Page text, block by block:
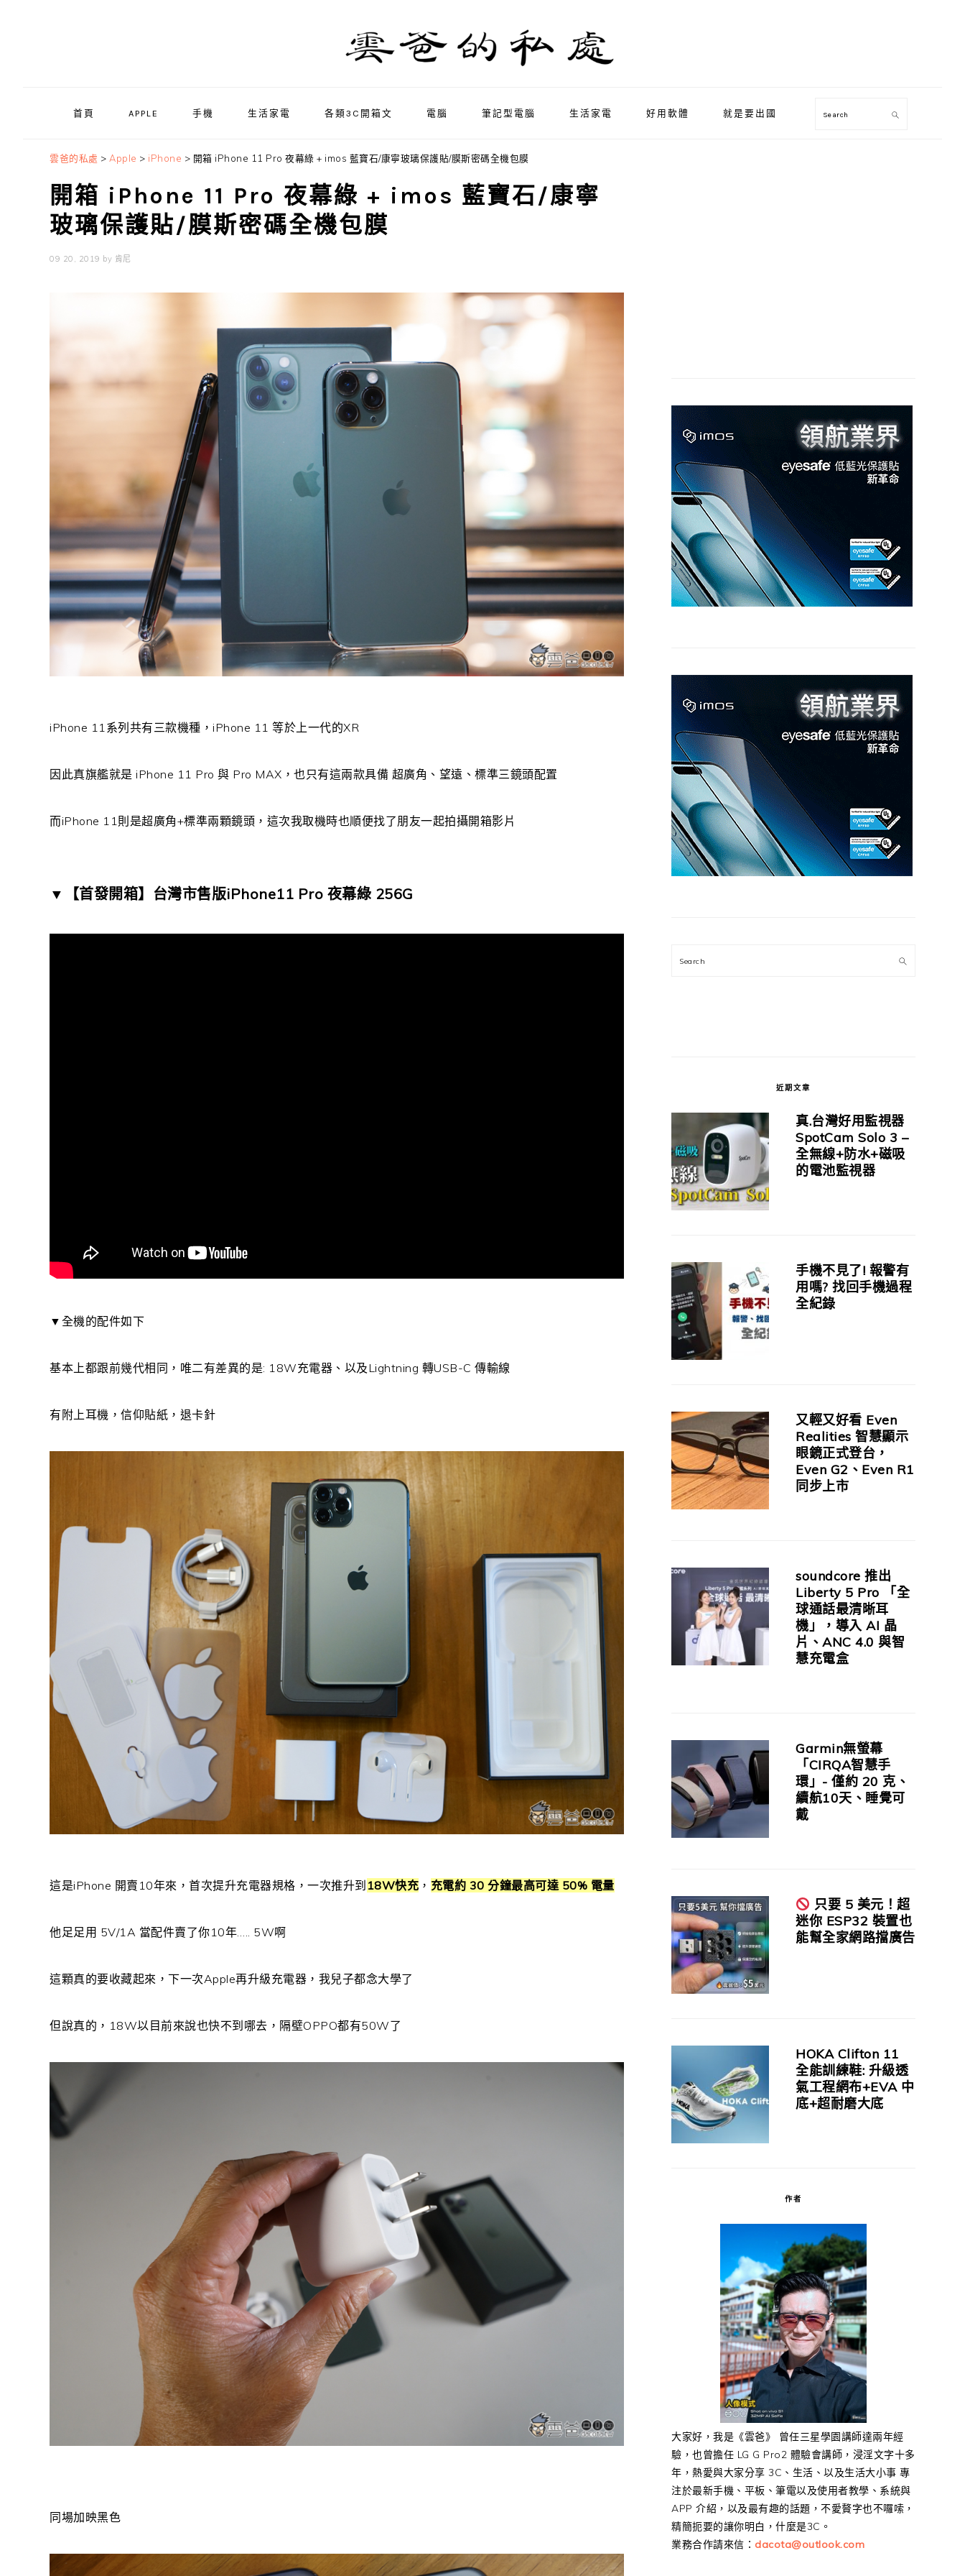
首頁 APPLE 手機 生活家電 各類3C開箱文 電腦 筆記型電腦 生活家電 好用軟體 就是要出國 Search
雲爸的私處 > Apple > iPhone > 開箱 iPhone 11 Pro 夜幕綠 + imos 藍寶石/康寧玻璃保護貼/膜斯密碼全機包膜
開箱 iPhone 11 Pro 夜幕綠 + imos 藍寶石/康寧
玻璃保護貼/膜斯密碼全機包膜
09 20, 2019 by 肯尼
iPhone 11系列共有三款機種，iPhone 11 等於上一代的XR
因此真旗艦就是 iPhone 11 Pro 與 Pro MAX，也只有這兩款具備 超廣角、望遠、標準三鏡頭配置
而iPhone 11則是超廣角+標準兩顆鏡頭，這次我取機時也順便找了朋友一起拍攝開箱影片
▼【首發開箱】台灣市售版iPhone11 Pro 夜幕綠 256G
▼全機的配件如下
基本上都跟前幾代相同，唯二有差異的是: 18W充電器、以及Lightning 轉USB-C 傳輸線
有附上耳機，信仰貼紙，退卡針
這是iPhone 開賣10年來，首次提升充電器規格，一次推升到 18W快充 ， 充電約 30 分鐘最高可達 50% 電量
他足足用 5V/1A 當配件賣了你10年….. 5W啊
這顆真的要收藏起來，下一次Apple再升級充電器，我兒子都念大學了
但說真的，18W以目前來說也快不到哪去，隔壁OPPO都有50W了
同場加映黑色
Search
近期文章
真.台灣好用監視器
SpotCam Solo 3 –
全無線+防水+磁吸
的電池監視器
手機不見了! 報警有
用嗎? 找回手機過程
全紀錄
又輕又好看 Even
Realities 智慧顯示
眼鏡正式登台，
Even G2、Even R1
同步上市
soundcore 推出
Liberty 5 Pro 「全
球通話最清晰耳
機」，導入 AI 晶
片、ANC 4.0 與智
慧充電盒
Garmin無螢幕
「CIRQA智慧手
環」- 僅約 20 克、
續航10天、睡覺可
戴
只要 5 美元！超
迷你 ESP32 裝置也
能幫全家網路擋廣告
HOKA Clifton 11
全能訓練鞋: 升級透
氣工程網布+EVA 中
底+超耐磨大底
作者
大家好，我是《雲爸》 曾任三星學園講師達兩年經
驗，也曾擔任 LG G Pro2 體驗會講師，浸淫文字十多
年，熱愛與大家分享 3C、生活、以及生活大小事 專
注於最新手機、平板、筆電以及使用者教學、系統與
APP 介紹，以及最有趣的話題，不愛贅字也不囉嗦，
精簡扼要的讓你明白，什麼是3C。
業務合作請來信： dacota@outlook.com